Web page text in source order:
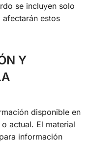
se incluyen solo
estos
Y
disponible en
actual. El material
información